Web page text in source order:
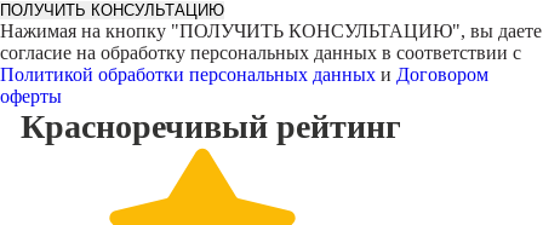
ПОЛУЧИТЬ КОНСУЛЬТАЦИЮ
Нажимая на кнопку "ПОЛУЧИТЬ КОНСУЛЬТАЦИЮ", вы даете
согласие на обработку персональных данных в соответствии с
Политикой обработки персональных данных и Договором
оферты
Красноречивый рейтинг